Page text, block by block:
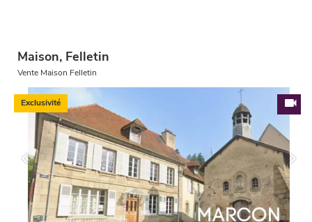
Maison, Felletin
Vente Maison Felletin
Exclusivité